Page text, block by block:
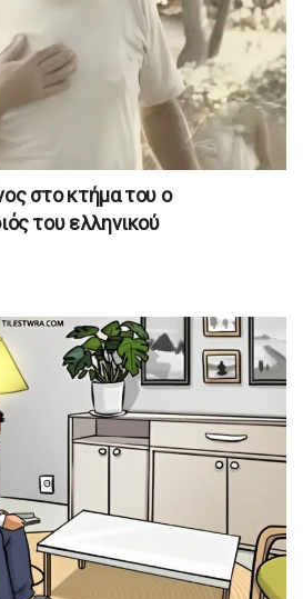
στο κτήμα του ο
του ελληνικού